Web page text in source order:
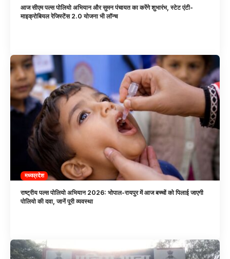
आज सीएम पल्स पोलियो अभियान और सुमन पंचायत का करेंगे शुभारंभ, स्टेट एंटी-
माइक्रोबियल रेजिस्टेंस 2.0 योजना भी लॉन्च
मध्यप्रदेश
राष्ट्रीय पल्स पोलियो अभियान 2026: भोपाल-रायपुर में आज बच्चों को पिलाई जाएगी
पोलियो की दवा, जानें पूरी व्यवस्था